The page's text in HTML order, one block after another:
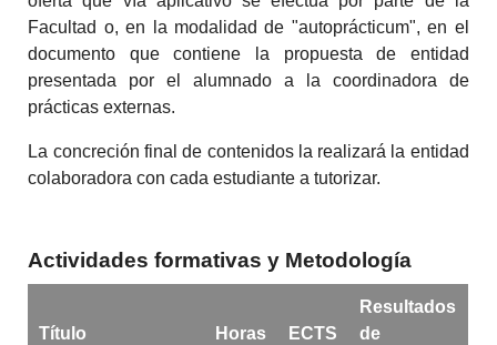
Facultad o, en la modalidad de "autoprácticum", en el
documento que contiene la propuesta de entidad
presentada por el alumnado a la coordinadora de
prácticas externas.
La concreción final de contenidos la realizará la entidad
colaboradora con cada estudiante a tutorizar.
Actividades formativas y Metodología
Título Horas ECTS
Resultados
de